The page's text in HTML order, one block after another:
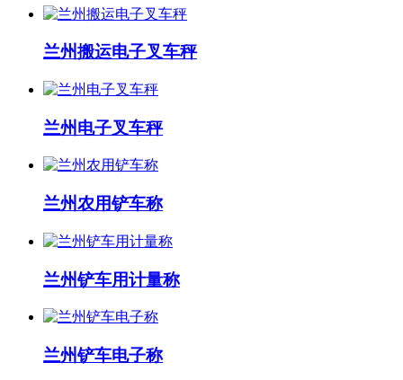
兰州搬运电子叉车秤
兰州电子叉车秤
兰州农用铲车称
兰州铲车用计量称
兰州铲车电子称